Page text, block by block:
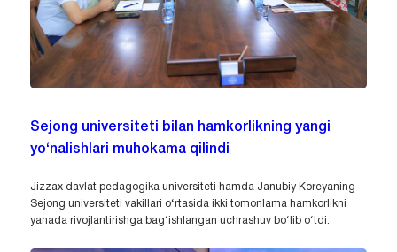
Sejong universiteti bilan hamkorlikning yangi
yo‘nalishlari muhokama qilindi
Jizzax davlat pedagogika universiteti hamda Janubiy Koreyaning
Sejong universiteti vakillari o‘rtasida ikki tomonlama hamkorlikni
yanada rivojlantirishga bag‘ishlangan uchrashuv bo‘lib o‘tdi.